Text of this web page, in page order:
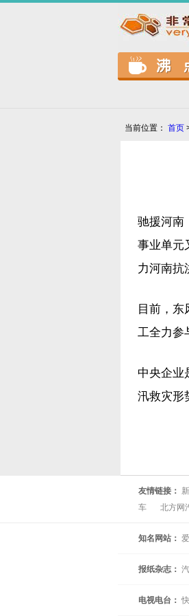
当前位置： 首页
驰援河南
事业单元
力河南抗
目前，东
工全力参
中央企业
汛救灾形
友情链接：
车
北方网
知名网站：
报纸杂志：
电视电台：